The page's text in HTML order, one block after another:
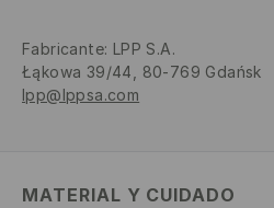
Fabricante: LPP S.A.
Łąkowa 39/44, 80-769 Gdańsk
lpp@lppsa.com
MATERIAL Y CUIDADO